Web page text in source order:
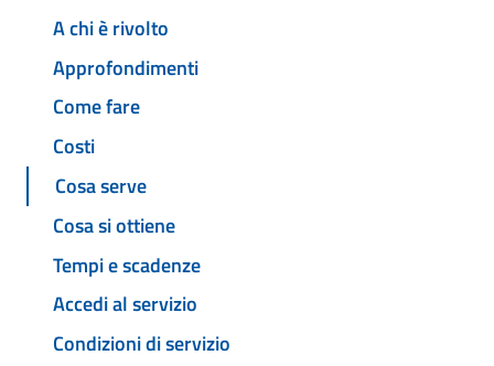
A chi è rivolto
Approfondimenti
Come fare
Costi
Cosa serve
Cosa si ottiene
Tempi e scadenze
Accedi al servizio
Condizioni di servizio